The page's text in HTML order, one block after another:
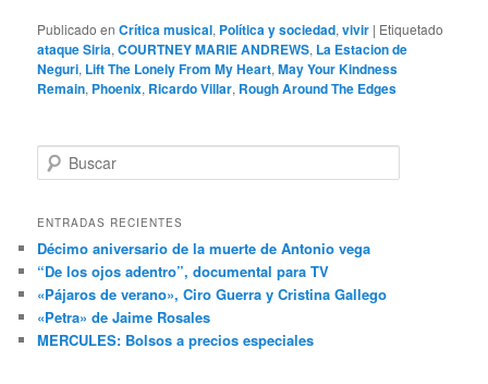
Publicado en Crítica musical, Política y sociedad,vivir | Etiquetado
ataque Siria,COURTNEY MARIE ANDREWS, La Estacion de
Neguri, Lift The Lonely From My Heart,May Your Kindness
Remain, Phoenix, Ricardo Villar, Rough Around The Edges
u
c
r
ENTRADAS RECIENTES
Décimo aniversario de la muerte de Antonio vega
“De los ojos adentro”, documental para TV
«Pájaros de verano», Ciro Guerra y Cristina Gallego
«Petra» de Jaime Rosales
MERCULES: Bolsos a precios especiales